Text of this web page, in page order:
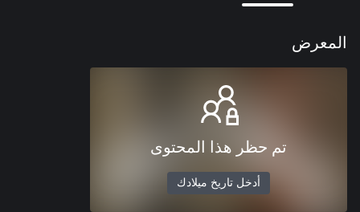
المعرض
تم حظر هذا المحتوى
أدخل تاريخ ميلادك